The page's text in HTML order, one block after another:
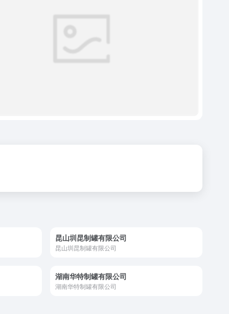
昆山圳昆制罐有限公司
昆山圳昆制罐有限公司
湖南华特制罐有限公司
湖南华特制罐有限公司